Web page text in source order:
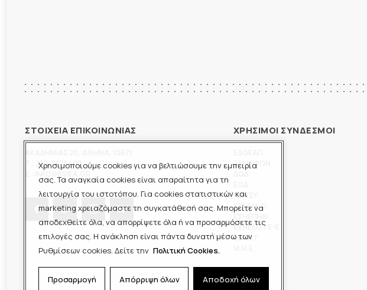
Χρησιμοποιούμε cookies για να βελτιώσουμε την εμπειρία
σας. Τα αναγκαία cookies είναι απαραίτητα για τη
λειτουργία του ιστοτόπου. Για cookies στατιστικών και
marketing χρειαζόμαστε τη συγκατάθεσή σας. Μπορείτε να
αποδεχθείτε όλα, να απορρίψετε όλα ή να προσαρμόσετε τις
επιλογές σας. Η ανάκληση είναι πάντα δυνατή μέσω των
Ρυθμίσεων cookies. Δείτε την Πολιτική Cookies.
Προσαρμογή Απόρριψη όλων Αποδοχή όλων
ΣΤΟΙΧΕΙΑ ΕΠΙΚΟΙΝΩΝΙΑΣ
210-3675400
ΧΡΗΣΙΜΟΙ ΣΥΝΔΕΣΜΟΙ
ΞΕΝΟΦΩΝ
ΠΟΕΣΥ
ΕΣΗΕΜ-Θ
ΕΣΗΕΘΣΤΕ-Ε
ΕΣΠΗΤ